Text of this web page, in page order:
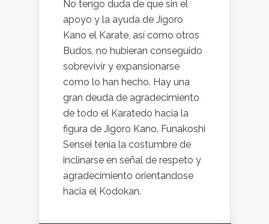
No tengo duda de que sin el
apoyo y la ayuda de Jigoro
Kano el Karate, así como otros
Budos, no hubieran conseguido
sobrevivir y expansionarse
como lo han hecho. Hay una
gran deuda de agradecimiento
de todo el Karatedo hacia la
figura de Jigoro Kano. Funakoshi
Sensei tenía la costumbre de
inclinarse en señal de respeto y
agradecimiento orientandose
hacia el Kodokan.